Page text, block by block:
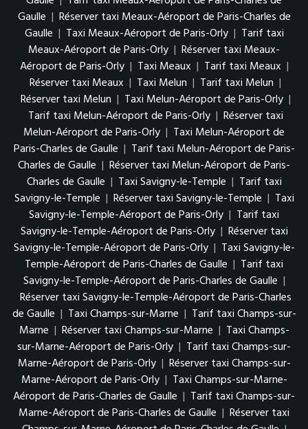
Gaulle | Réserver taxi Meaux-Aéroport de Paris-Charles de
Gaulle | Taxi Meaux-Aéroport de Paris-Orly | Tarif taxi
Meaux-Aéroport de Paris-Orly | Réserver taxi Meaux-
Aéroport de Paris-Orly | Taxi Meaux | Tarif taxi Meaux |
Réserver taxi Meaux | Taxi Melun | Tarif taxi Melun |
Réserver taxi Melun | Taxi Melun-Aéroport de Paris-Orly |
Tarif taxi Melun-Aéroport de Paris-Orly | Réserver taxi
Melun-Aéroport de Paris-Orly | Taxi Melun-Aéroport de
Paris-Charles de Gaulle | Tarif taxi Melun-Aéroport de Paris-
Charles de Gaulle | Réserver taxi Melun-Aéroport de Paris-
Charles de Gaulle | Taxi Savigny-le-Temple | Tarif taxi
Savigny-le-Temple | Réserver taxi Savigny-le-Temple | Taxi
Savigny-le-Temple-Aéroport de Paris-Orly | Tarif taxi
Savigny-le-Temple-Aéroport de Paris-Orly | Réserver taxi
Savigny-le-Temple-Aéroport de Paris-Orly | Taxi Savigny-le-
Temple-Aéroport de Paris-Charles de Gaulle | Tarif taxi
Savigny-le-Temple-Aéroport de Paris-Charles de Gaulle |
Réserver taxi Savigny-le-Temple-Aéroport de Paris-Charles
de Gaulle | Taxi Champs-sur-Marne | Tarif taxi Champs-sur-
Marne | Réserver taxi Champs-sur-Marne | Taxi Champs-
sur-Marne-Aéroport de Paris-Orly | Tarif taxi Champs-sur-
Marne-Aéroport de Paris-Orly | Réserver taxi Champs-sur-
Marne-Aéroport de Paris-Orly | Taxi Champs-sur-Marne-
Aéroport de Paris-Charles de Gaulle | Tarif taxi Champs-sur-
Marne-Aéroport de Paris-Charles de Gaulle | Réserver taxi